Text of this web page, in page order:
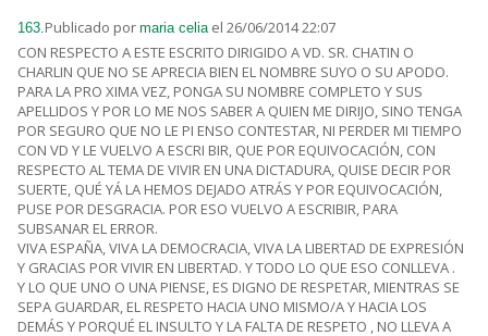
163.Publicado por maria celia el 26/06/2014 22:07
CON RESPECTO A ESTE ESCRITO DIRIGIDO A VD. SR. CHATIN O
CHARLIN QUE NO SE APRECIA BIEN EL NOMBRE SUYO O SU APODO.
PARA LA PRO XIMA VEZ, PONGA SU NOMBRE COMPLETO Y SUS
APELLIDOS Y POR LO ME NOS SABER A QUIEN ME DIRIJO, SINO TENGA
POR SEGURO QUE NO LE PI ENSO CONTESTAR, NI PERDER MI TIEMPO
CON VD Y LE VUELVO A ESCRI BIR, QUE POR EQUIVOCACIÓN, CON
RESPECTO AL TEMA DE VIVIR EN UNA DICTADURA, QUISE DECIR POR
SUERTE, QUÉ YÁ LA HEMOS DEJADO ATRÁS Y POR EQUIVOCACIÓN,
PUSE POR DESGRACIA. POR ESO VUELVO A ESCRIBIR, PARA
SUBSANAR EL ERROR.
VIVA ESPAÑA, VIVA LA DEMOCRACIA, VIVA LA LIBERTAD DE EXPRESIÓN
Y GRACIAS POR VIVIR EN LIBERTAD. Y TODO LO QUE ESO CONLLEVA .
Y LO QUE UNO O UNA PIENSE, ES DIGNO DE RESPETAR, MIENTRAS SE
SEPA GUARDAR, EL RESPETO HACIA UNO MISMO/A Y HACIA LOS
DEMÁS Y PORQUÉ EL INSULTO Y LA FALTA DE RESPETO , NO LLEVA A